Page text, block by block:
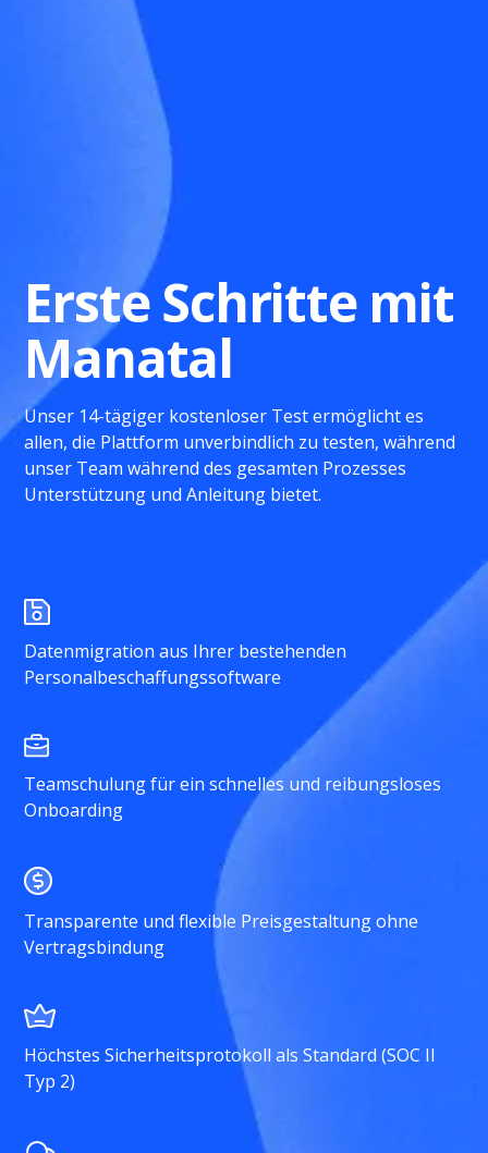
Erste Schritte mit
Manatal
Unser 14-tägiger kostenloser Test ermöglicht es
allen, die Plattform unverbindlich zu testen, während
unser Team während des gesamten Prozesses
Unterstützung und Anleitung bietet.
Datenmigration aus Ihrer bestehenden
Personalbeschaffungssoftware
Teamschulung für ein schnelles und reibungsloses
Onboarding
Transparente und flexible Preisgestaltung ohne
Vertragsbindung
Höchstes Sicherheitsprotokoll als Standard (SOC II
Typ 2)